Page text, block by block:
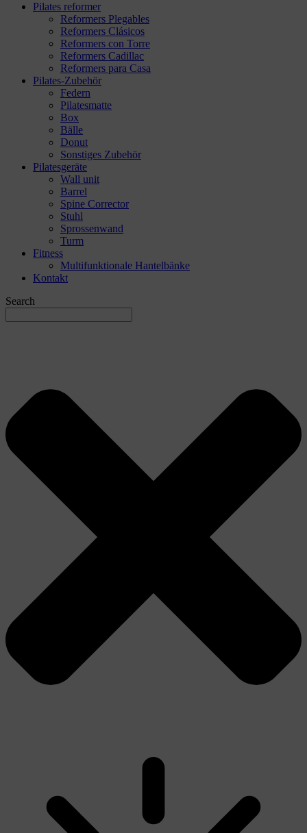
Pilates reformer
Reformers Plegables
Reformers Clásicos
Reformers con Torre
Reformers Cadillac
Reformers para Casa
Pilates-Zubehör
Federn
Pilatesmatte
Box
Bälle
Donut
Sonstiges Zubehör
Pilatesgeräte
Wall unit
Barrel
Spine Corrector
Stuhl
Sprossenwand
Turm
Fitness
Multifunktionale Hantelbänke
Kontakt
Search